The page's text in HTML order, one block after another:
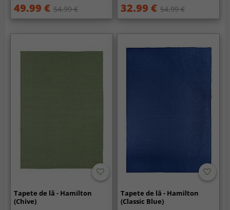
49.99 € 54.99 € 32.99 € 54.99 €
Tapete de lã - Hamilton
(Chive)
Tapete de lã - Hamilton
(Classic Blue)